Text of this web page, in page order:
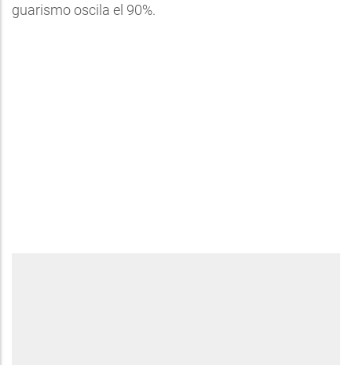
guarismo oscila el 90%.